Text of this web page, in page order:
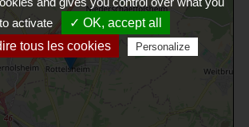
activate
✓ OK, accept all
tous les cookies
Personalize